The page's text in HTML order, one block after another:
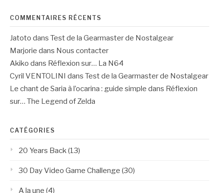
COMMENTAIRES RÉCENTS
Jatoto dans Test de la Gearmaster de Nostalgear
Marjorie dans Nous contacter
Akiko dans Réflexion sur… La N64
Cyril VENTOLINI dans Test de la Gearmaster de Nostalgear
Le chant de Saria à l’ocarina : guide simple dans Réflexion
sur… The Legend of Zelda
CATÉGORIES
20 Years Back(13)
30 Day Video Game Challenge (30)
A la une (4)